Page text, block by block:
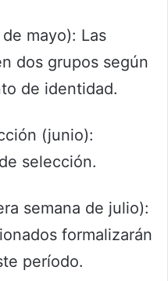
mayo): Las
dos grupos según
de identidad.
(junio):
selección.
semana de julio):
formalizarán
período.